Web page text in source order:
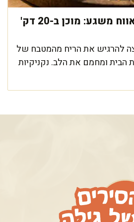
נקניקיות עם מלאווח משגע: מוכן ב-20 דק'
להרגיש את הריח מהמטבח של
ומחמם את הלב. נקניקיות